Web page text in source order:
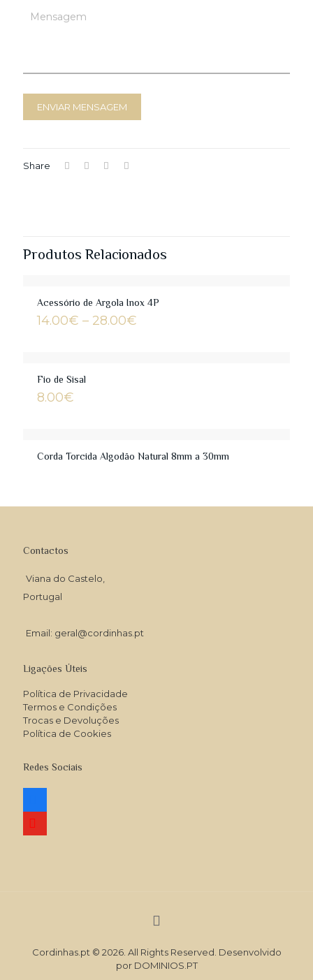
Share
Produtos Relacionados
Acessório de Argola Inox 4P
14.00€ – 28.00€
Fio de Sisal
8.00€
Corda Torcida Algodão Natural 8mm a 30mm
Contactos
Viana do Castelo,
Portugal
Email: geral@cordinhas.pt
Ligações Úteis
Política de Privacidade
Termos e Condições
Trocas e Devoluções
Política de Cookies
Redes Sociais
facebook
youtube
Cordinhas.pt © 2026. All Rights Reserved. Desenvolvido
por DOMINIOS.PT